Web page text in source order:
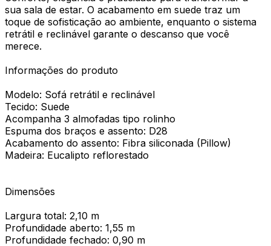
sua sala de estar. O acabamento em suede traz um
toque de sofisticação ao ambiente, enquanto o sistema
retrátil e reclinável garante o descanso que você
merece.
Informações do produto
Modelo: Sofá retrátil e reclinável
Tecido: Suede
Acompanha 3 almofadas tipo rolinho
Espuma dos braços e assento: D28
Acabamento do assento: Fibra siliconada (Pillow)
Madeira: Eucalipto reflorestado
Dimensões
Largura total: 2,10 m
Profundidade aberto: 1,55 m
Profundidade fechado: 0,90 m